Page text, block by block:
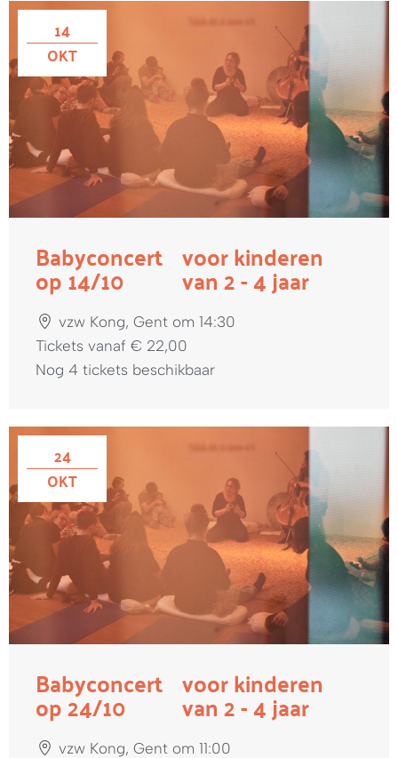
14
OKT
Babyconcert
op 14/10
voor kinderen
van 2 - 4 jaar
vzw Kong, Gent om 14:30
Tickets vanaf € 22,00
Nog 4 tickets beschikbaar
24
OKT
Babyconcert
op 24/10
voor kinderen
van 2 - 4 jaar
vzw Kong, Gent om 11:00